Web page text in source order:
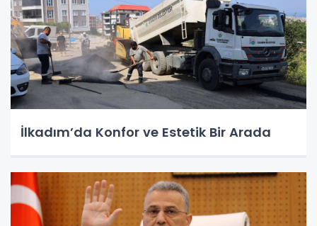
İlkadım’da Konfor ve Estetik Bir Arada